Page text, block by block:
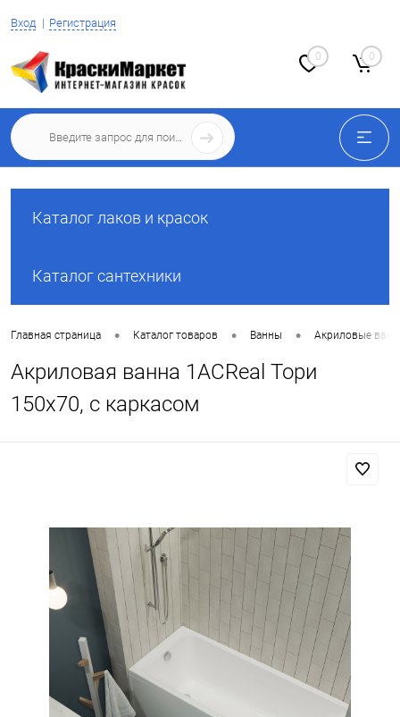
Вход Регистрация
0 0
Каталог лаков и красок
Каталог сантехники
Главная страница • Каталог товаров • Ванны • Акриловые
Акриловая ванна 1ACReal Тори
150x70, с каркасом